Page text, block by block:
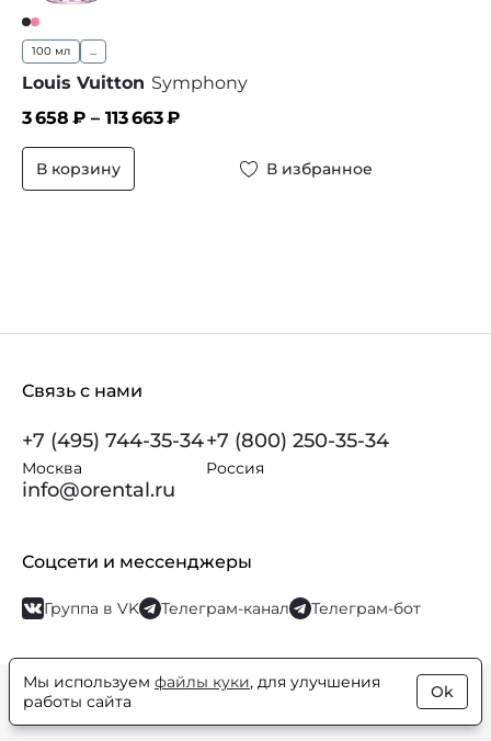
100 мл
Louis Vuitton Symphony
3 658 ₽ – 113 663₽
В корзину В избранное
Связь с нами
+7 (495) 744-35-34
Москва
+7 (800) 250-35-34
Россия
info@orental.ru
Соцсети и мессенджеры
Группа в VK Телеграм-канал Телеграм-бот
© Orental.ru 2007–2026Интернет-магазин парфюмерии и
косметики
Мы используем файлы куки, для улучшения
работы сайта
Ok